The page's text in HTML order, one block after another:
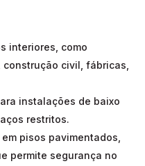
interiores, como
civil, fábricas,
instalações de baixo
restritos.
pisos pavimentados,
permite segurança no